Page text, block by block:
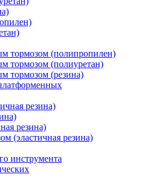
тормозом (полипропилен)
тормозом (полиуретан)
тормозом (резина)
резина)
резина)
(эластичная резина)
инструмента